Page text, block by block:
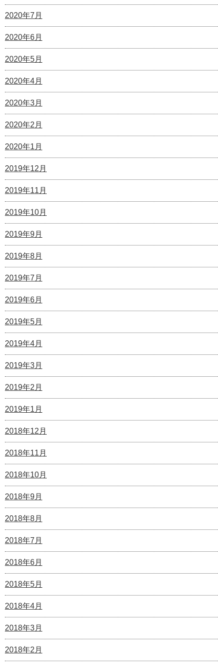
2020年7月
2020年6月
2020年5月
2020年4月
2020年3月
2020年2月
2020年1月
2019年12月
2019年11月
2019年10月
2019年9月
2019年8月
2019年7月
2019年6月
2019年5月
2019年4月
2019年3月
2019年2月
2019年1月
2018年12月
2018年11月
2018年10月
2018年9月
2018年8月
2018年7月
2018年6月
2018年5月
2018年4月
2018年3月
2018年2月